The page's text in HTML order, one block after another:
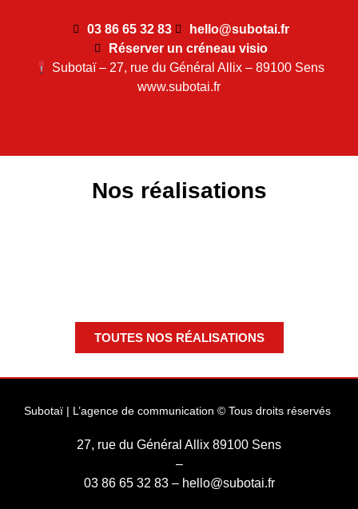
03 86 65 32 83
hello@subotai.fr
Réserver un créneau visio
Subotaï – 27, rue du Général Allix – 89100 Sens
www.subotai.fr
Nos réalisations
TOUTES NOS RÉALISATIONS
Subotaï | L’agence de communication © Tous droits réservés
27, rue du Général Allix 89100 Sens
–
03 86 65 32 83 – hello@subotai.fr